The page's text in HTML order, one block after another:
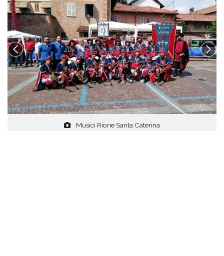
Musici Rione Santa Caterina